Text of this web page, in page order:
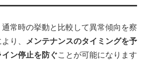
常時の挙動と比較して異常傾向を察
り、
メンテナンスのタイミングを予
ン停止を防ぐことが可能になります